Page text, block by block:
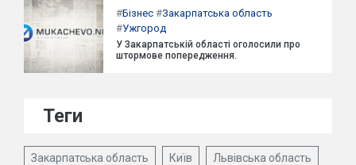
#Бізнес #Закарпатська область
#Ужгород
У Закарпатській області оголосили про
штормове попередження.
Теги
Закарпатська область Київ Львівська область